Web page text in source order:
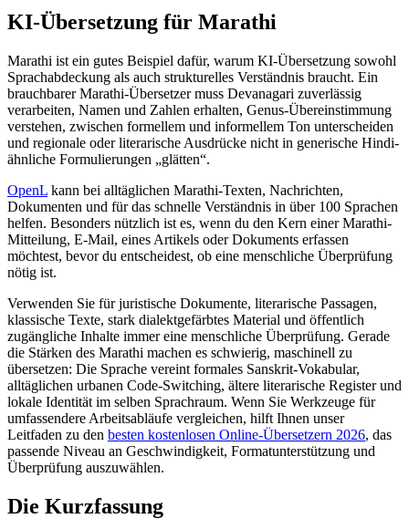
KI-Übersetzung für Marathi
Marathi ist ein gutes Beispiel dafür, warum KI-Übersetzung sowohl
Sprachabdeckung als auch strukturelles Verständnis braucht. Ein
brauchbarer Marathi-Übersetzer muss Devanagari zuverlässig
verarbeiten, Namen und Zahlen erhalten, Genus-Übereinstimmung
verstehen, zwischen formellem und informellem Ton unterscheiden
und regionale oder literarische Ausdrücke nicht in generische Hindi-
ähnliche Formulierungen „glätten“.
OpenL kann bei alltäglichen Marathi-Texten, Nachrichten,
Dokumenten und für das schnelle Verständnis in über 100 Sprachen
helfen. Besonders nützlich ist es, wenn du den Kern einer Marathi-
Mitteilung, E-Mail, eines Artikels oder Dokuments erfassen
möchtest, bevor du entscheidest, ob eine menschliche Überprüfung
nötig ist.
Verwenden Sie für juristische Dokumente, literarische Passagen,
klassische Texte, stark dialektgefärbtes Material und öffentlich
zugängliche Inhalte immer eine menschliche Überprüfung. Gerade
die Stärken des Marathi machen es schwierig, maschinell zu
übersetzen: Die Sprache vereint formales Sanskrit-Vokabular,
alltäglichen urbanen Code-Switching, ältere literarische Register und
lokale Identität im selben Sprachraum. Wenn Sie Werkzeuge für
umfassendere Arbeitsabläufe vergleichen, hilft Ihnen unser
Leitfaden zu den besten kostenlosen Online-Übersetzern 2026, das
passende Niveau an Geschwindigkeit, Formatunterstützung und
Überprüfung auszuwählen.
Die Kurzfassung